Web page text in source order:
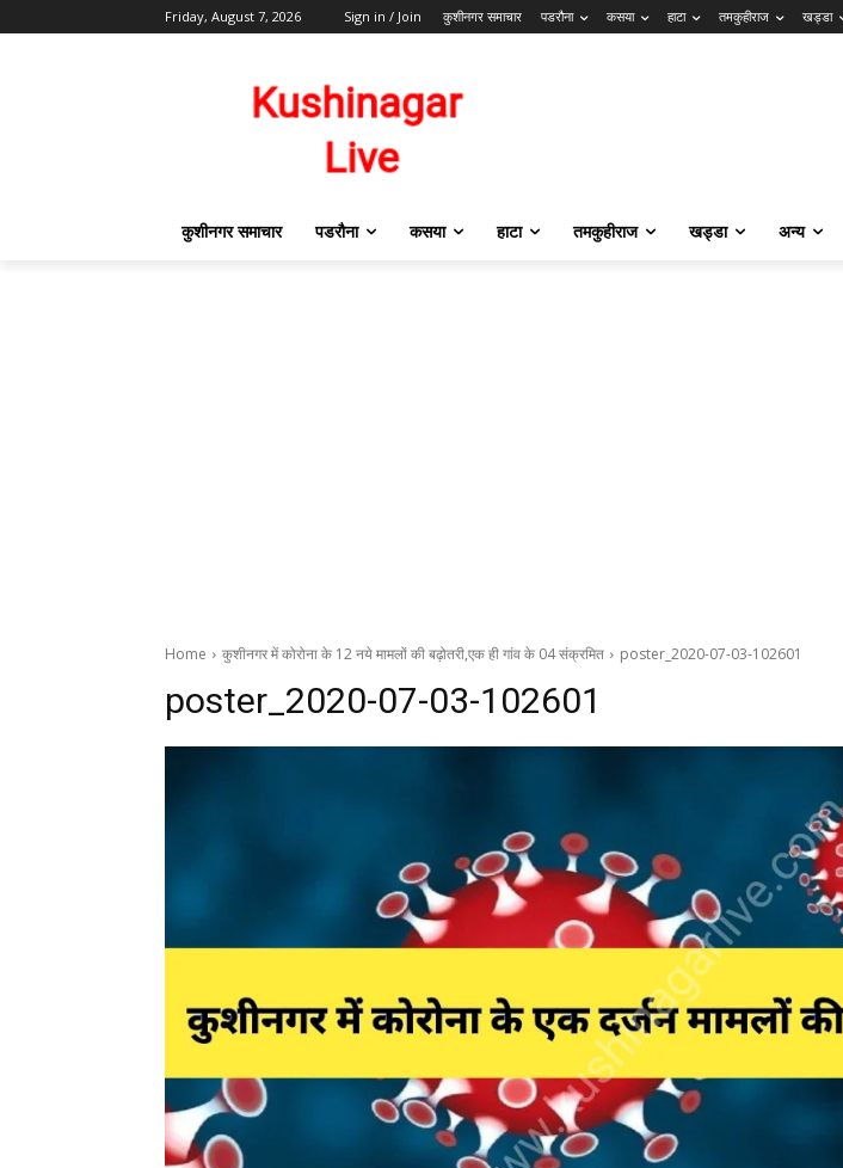
Friday, August 7, 2026 Sign in / Join कुशीनगर समाचार पडरौना कसया हाटा तमकुहीराज खड्डा
कुशीनगर समाचार पडरौना कसया हाटा तमकुहीराज खड्डा अन्य
Home कुशीनगर में कोरोना के 12 नये मामलों की बढ़ोतरी,एक ही गांव के 04 संक्रमित poster_2020-07-03-102601
poster_2020-07-03-102601